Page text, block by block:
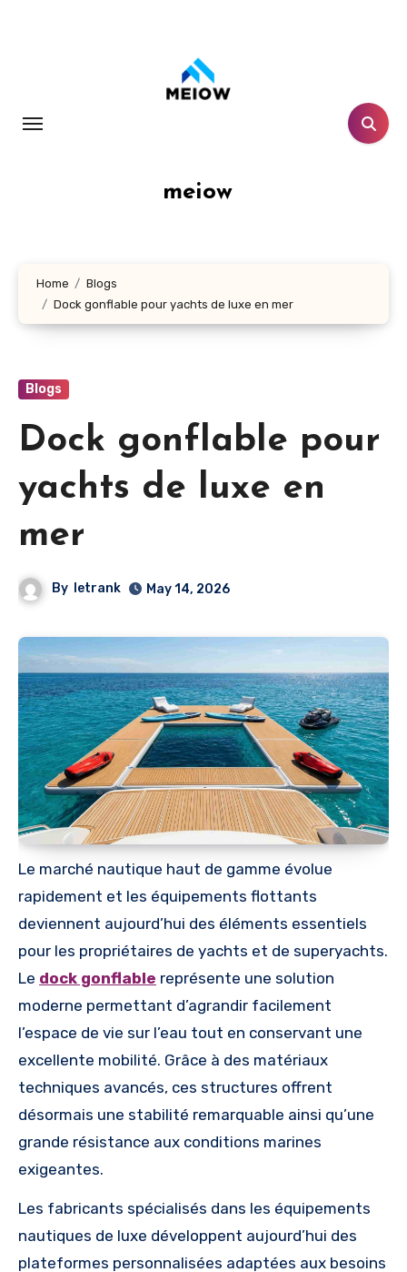
meiow
Home
Blogs
Dock gonflable pour yachts de luxe en mer
Blogs
Dock gonflable pour
yachts de luxe en
mer
By letrank May 14, 2026
Le marché nautique haut de gamme évolue
rapidement et les équipements flottants
deviennent aujourd’hui des éléments essentiels
pour les propriétaires de yachts et de superyachts.
Le dock gonflable représente une solution
moderne permettant d’agrandir facilement
l’espace de vie sur l’eau tout en conservant une
excellente mobilité. Grâce à des matériaux
techniques avancés, ces structures offrent
désormais une stabilité remarquable ainsi qu’une
grande résistance aux conditions marines
exigeantes.
Les fabricants spécialisés dans les équipements
nautiques de luxe développent aujourd’hui des
plateformes personnalisées adaptées aux besoins